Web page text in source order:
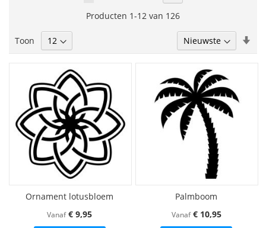
lees
Producten 1-12 van 126
Toon
Ornament lotusbloem
Vanaf € 9,95
Palmboom
Vanaf € 10,95